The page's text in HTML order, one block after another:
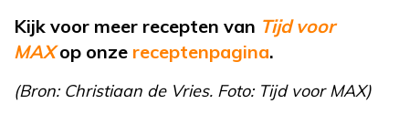
Kijk voor meer recepten van Tijd voor
MAXop onze receptenpagina.
(Bron: Christiaan de Vries. Foto: Tijd voor MAX)